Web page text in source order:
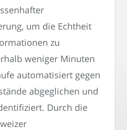
um die Echtheit
zu
weniger Minuten
automatisiert gegen
abgeglichen und
Durch die